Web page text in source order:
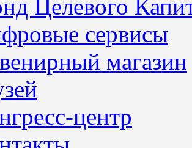
Целевого
сервисы
магазин
центр